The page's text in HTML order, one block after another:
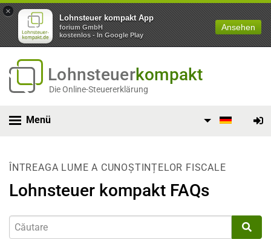
×
Lohnsteuer kompakt App
forium GmbH
kostenlos - In Google Play
Ansehen
Lohnsteuerkompakt
Die Online-Steuererklärung
Menü
ÎNTREAGA LUME A CUNOȘTINȚELOR FISCALE
Lohnsteuer kompakt FAQs